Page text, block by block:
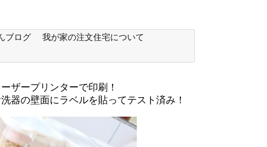
ブログ
我が家の注文住宅について
ーザープリンターで印刷！
器の壁面にラベルを貼ってテスト済み！